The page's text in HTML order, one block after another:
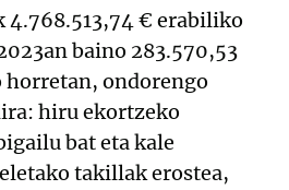
€ erabiliko
baino 283.570,53
horretan, ondorengo
hiru ekortzeko
bat eta kale
takillak erostea,